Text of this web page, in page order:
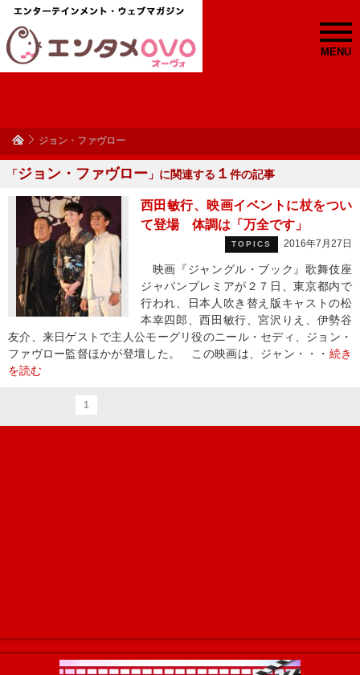
MENU
ジョン・ファヴロー
「ジョン・ファヴロー 」に関連する １ 件の記事
西田敏行、映画イベントに杖をつい
て登場 体調は「万全です」
TOPICS 2016年7月27日
映画『ジャングル・ブック』歌舞伎座
ジャパンプレミアが２７日、東京都内で
行われ、日本人吹き替え版キャストの松
本幸四郎、西田敏行、宮沢りえ、伊勢谷
友介、来日ゲストで主人公モーグリ役のニール・セディ、ジョン・
ファヴロー監督ほかが登壇した。 この映画は、ジャン・・・ 続き
を読む
1